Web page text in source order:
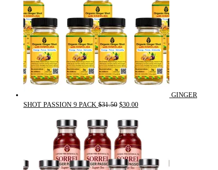
GINGER
SHOT PASSION 9 PACK $31.50 Original
$31.50.
$30.00Current